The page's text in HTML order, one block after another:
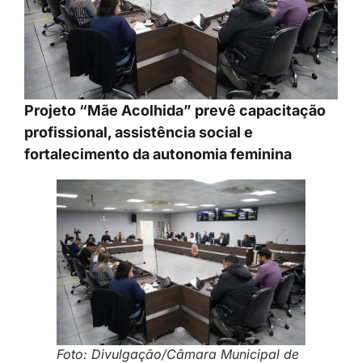
Projeto “Mãe Acolhida” prevê capacitação
profissional, assistência social e
fortalecimento da autonomia feminina
Foto: Divulgação/Câmara Municipal de